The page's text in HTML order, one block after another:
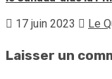
17 juin 2023 Le
Laisser un